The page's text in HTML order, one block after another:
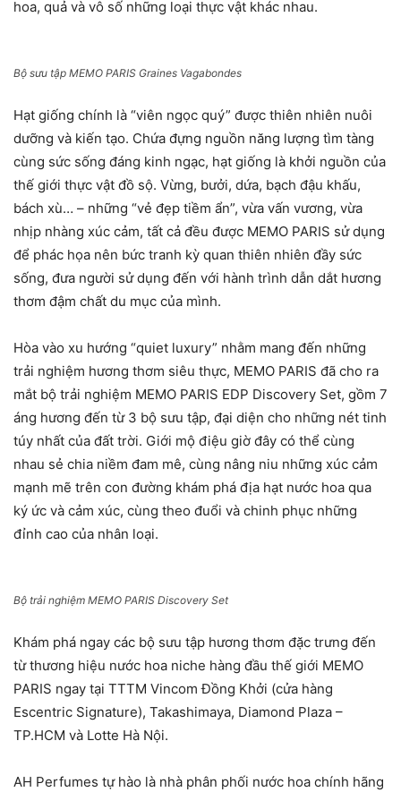
hoa, quả và vô số những loại thực vật khác nhau.
Bộ sưu tập MEMO PARIS Graines Vagabondes
Hạt giống chính là “viên ngọc quý” được thiên nhiên nuôi
dưỡng và kiến tạo. Chứa đựng nguồn năng lượng tìm tàng
cùng sức sống đáng kinh ngạc, hạt giống là khởi nguồn của
thế giới thực vật đồ sộ. Vừng, bưởi, dứa, bạch đậu khấu,
bách xù… – những “vẻ đẹp tiềm ẩn”, vừa vấn vương, vừa
nhịp nhàng xúc cảm, tất cả đều được MEMO PARIS sử dụng
để phác họa nên bức tranh kỳ quan thiên nhiên đầy sức
sống, đưa người sử dụng đến với hành trình dẫn dắt hương
thơm đậm chất du mục của mình.
Hòa vào xu hướng “quiet luxury” nhằm mang đến những
trải nghiệm hương thơm siêu thực, MEMO PARIS đã cho ra
mắt bộ trải nghiệm MEMO PARIS EDP Discovery Set, gồm 7
áng hương đến từ 3 bộ sưu tập, đại diện cho những nét tinh
túy nhất của đất trời. Giới mộ điệu giờ đây có thể cùng
nhau sẻ chia niềm đam mê, cùng nâng niu những xúc cảm
mạnh mẽ trên con đường khám phá địa hạt nước hoa qua
ký ức và cảm xúc, cùng theo đuổi và chinh phục những
đỉnh cao của nhân loại.
Bộ trải nghiệm MEMO PARIS Discovery Set
Khám phá ngay các bộ sưu tập hương thơm đặc trưng đến
từ thương hiệu nước hoa niche hàng đầu thế giới MEMO
PARIS ngay tại TTTM Vincom Đồng Khởi (cửa hàng
Escentric Signature), Takashimaya, Diamond Plaza –
TP.HCM và Lotte Hà Nội.
AH Perfumes tự hào là nhà phân phối nước hoa chính hãng